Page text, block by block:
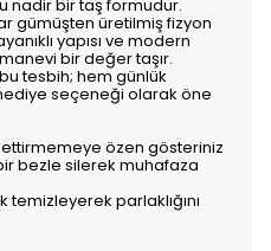
nadir bir taş formudur.
gümüşten üretilmiş fizyon
yapısı ve modern
bir değer taşır.
tesbih; hem günlük
seçeneği olarak öne
özen gösteriniz
bezle silerek muhafaza
parlaklığını